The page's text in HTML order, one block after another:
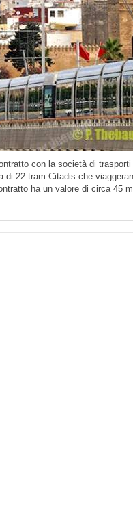
con la società di
di 22 tram Citadis che
ha un valore di circa 45